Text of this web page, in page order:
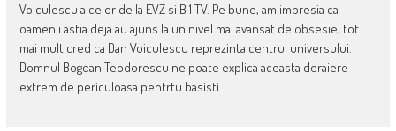
Voiculescu a celor de la EVZ si B 1 TV. Pe bune, am impresia ca
oamenii astia deja au ajuns la un nivel mai avansat de obsesie, tot
mai mult cred ca Dan Voiculescu reprezinta centrul universului.
Domnul Bogdan Teodorescu ne poate explica aceasta deraiere
extrem de periculoasa pentrtu basisti.